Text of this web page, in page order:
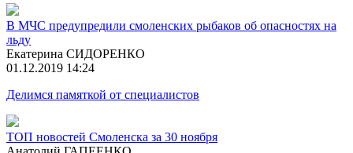
В МЧС предупредили смоленских рыбаков об опасностях на
льду
Екатерина СИДОРЕНКО
01.12.2019 14:24
Делимся памяткой от специалистов
ТОП новостей Смоленска за 30 ноября